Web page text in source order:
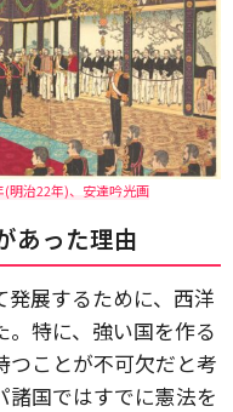
明治22年)、安達吟光画
あった理由
展するために、西洋
特に、強い国を作る
つことが不可欠だと考
諸国ではすでに憲法を